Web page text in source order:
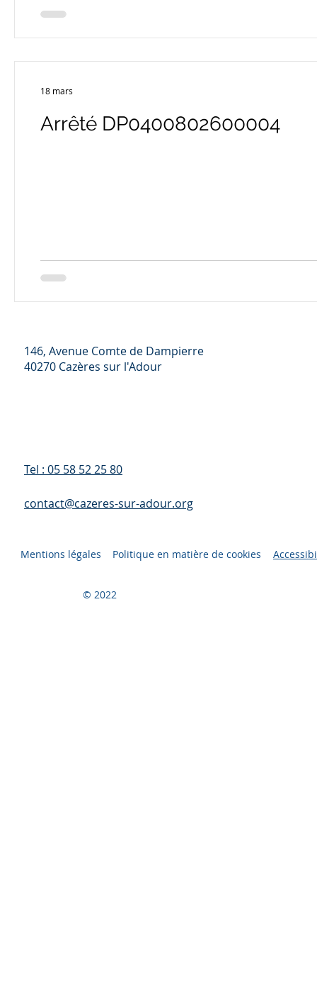
Arrêté DP0400802600004
18 mars
146, Avenue Comte de Dampierre
40270 Cazères sur l'Adour
Tel : 05 58 52 25 80
contact@cazeres-sur-adour.org
Mentions légales Politique en matière de cookies
© 2022